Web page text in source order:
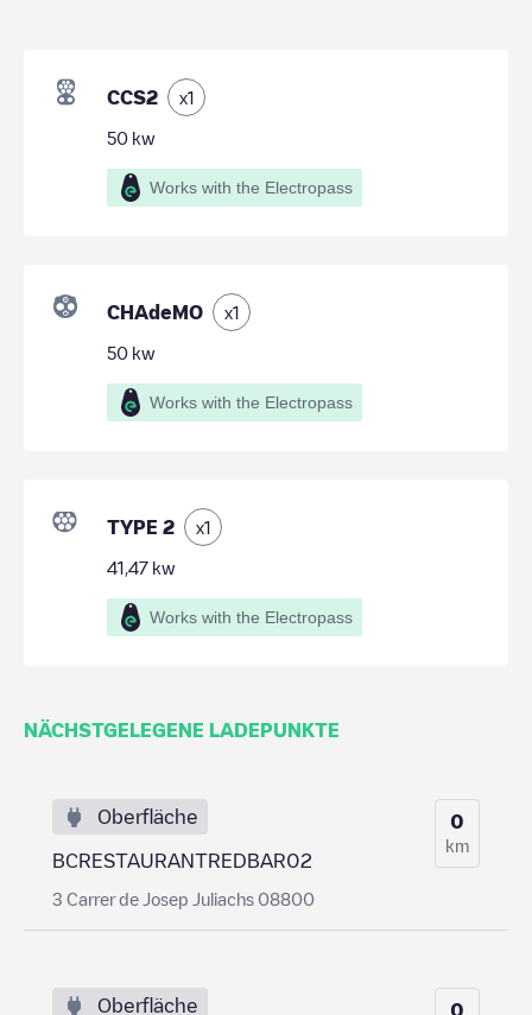
CCS2 x1
50 kw
Works with the Electropass
CHAdeMO x1
50 kw
Works with the Electropass
TYPE 2 x1
41,47 kw
Works with the Electropass
NÄCHSTGELEGENE LADEPUNKTE
Oberfläche
BCRESTAURANTREDBAR02
3 Carrer de Josep Juliachs 08800
0
km
Oberfläche 0